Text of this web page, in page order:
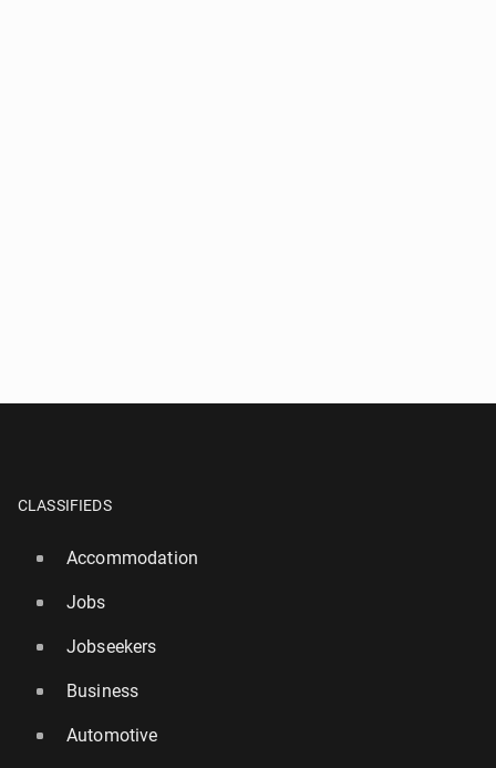
CLASSIFIEDS
Accommodation
Jobs
Jobseekers
Business
Automotive